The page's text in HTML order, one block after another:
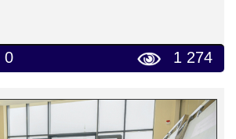
0 1 274